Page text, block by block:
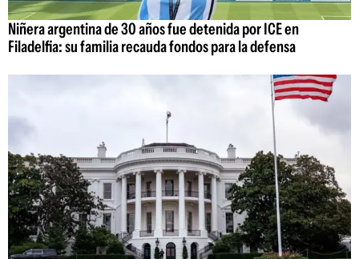
Niñera argentina de 30 años fue detenida por ICE en
Filadelfia: su familia recauda fondos para la defensa